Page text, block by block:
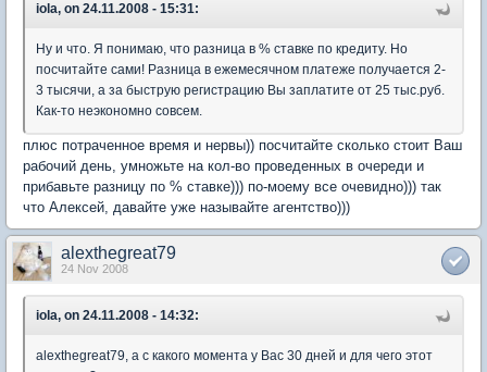
iola, on 24.11.2008 - 15:31:
Ну и что. Я понимаю, что разница в % ставке по кредиту. Но
посчитайте сами! Разница в ежемесячном платеже получается 2-
3 тысячи, а за быструю регистрацию Вы заплатите от 25 тыс.руб.
Как-то неэкономно совсем.
плюс потраченное время и нервы)) посчитайте сколько стоит Ваш
рабочий день, умножьте на кол-во проведенных в очереди и
прибавьте разницу по % ставке))) по-моему все очевидно))) так
что Алексей, давайте уже называйте агентство)))
alexthegreat79
24 Nov 2008
iola, on 24.11.2008 - 14:32:
alexthegreat79, а с какого момента у Вас 30 дней и для чего этот